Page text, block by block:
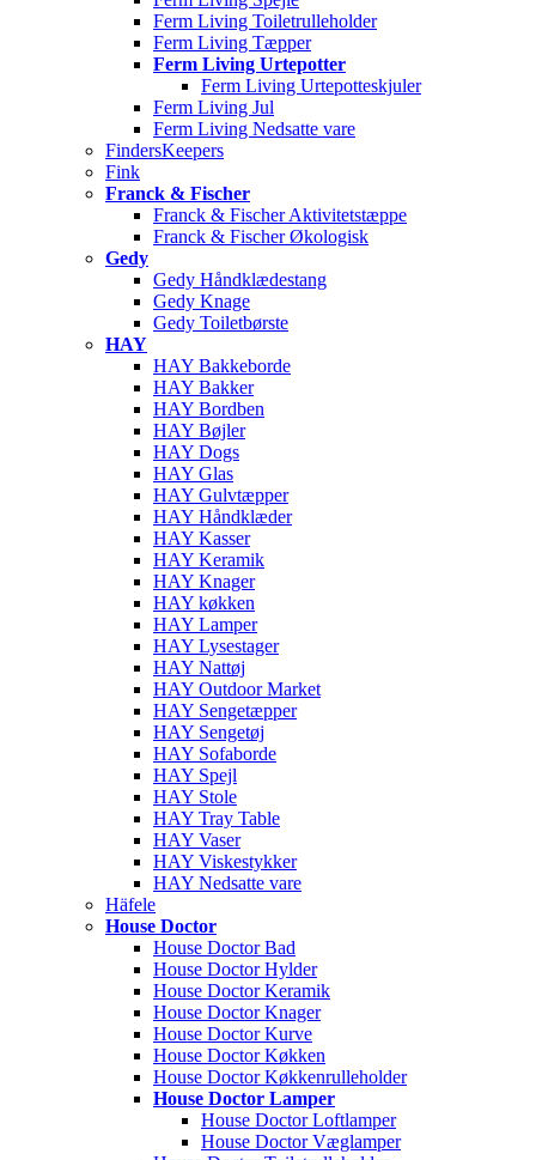
Ferm Living Toiletrulleholder
Ferm Living Tæpper
Ferm Living Urtepotter
Ferm Living Urtepotteskjuler
Ferm Living Jul
Ferm Living Nedsatte vare
FindersKeepers
Fink
Franck & Fischer
Franck & Fischer Aktivitetstæppe
Franck & Fischer Økologisk
Gedy
Gedy Håndklædestang
Gedy Knage
Gedy Toiletbørste
HAY
HAY Bakkeborde
HAY Bakker
HAY Bordben
HAY Bøjler
HAY Dogs
HAY Glas
HAY Gulvtæpper
HAY Håndklæder
HAY Kasser
HAY Keramik
HAY Knager
HAY køkken
HAY Lamper
HAY Lysestager
HAY Nattøj
HAY Outdoor Market
HAY Sengetæpper
HAY Sengetøj
HAY Sofaborde
HAY Spejl
HAY Stole
HAY Tray Table
HAY Vaser
HAY Viskestykker
HAY Nedsatte vare
Häfele
House Doctor
House Doctor Bad
House Doctor Hylder
House Doctor Keramik
House Doctor Knager
House Doctor Kurve
House Doctor Køkken
House Doctor Køkkenrulleholder
House Doctor Lamper
House Doctor Loftlamper
House Doctor Væglamper